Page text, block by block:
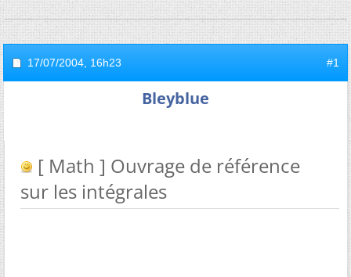
17/07/2004, 16h23 #1
Bleyblue
[ Math ] Ouvrage de référence
sur les intégrales